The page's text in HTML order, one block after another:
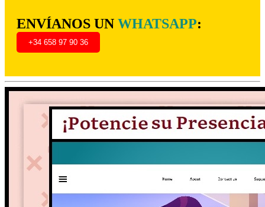
ENVÍANOS UN WHATSAPP:
+34 658 97 90 36